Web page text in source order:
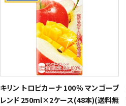
キリン トロピカーナ 100％ マンゴーブ
レンド 250ml×2ケース(48本)(送料無